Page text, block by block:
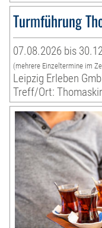
Turmführung
07.08.2026 bis
(mehrere Einzeltermine im
Leipzig Erleben
Treff/Ort: